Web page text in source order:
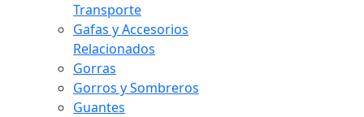
Transporte
Gafas y Accesorios
Relacionados
Gorras
Gorros y Sombreros
Guantes